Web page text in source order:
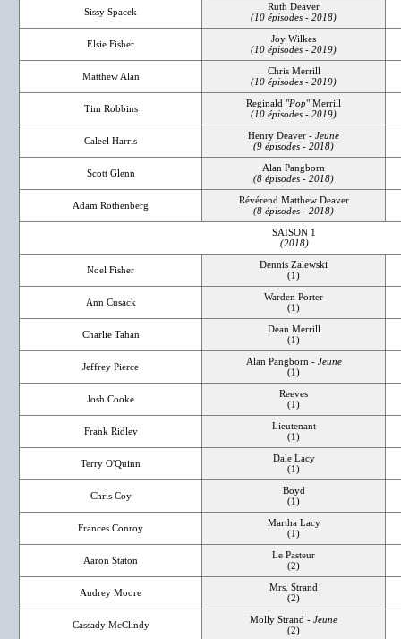
Sissy Spacek
Ruth Deaver
(10 épisodes - 2018)
Elsie Fisher
Joy Wilkes
(10 épisodes - 2019)
Matthew Alan
Chris Merrill
(10 épisodes - 2019)
Tim Robbins Reginald "Pop" Merrill
(10 épisodes - 2019)
Caleel Harris Henry Deaver - Jeune
(9 épisodes - 2018)
Scott Glenn
Alan Pangborn
(8 épisodes - 2018)
Adam Rothenberg
Révérend Matthew Deaver
(8 épisodes - 2018)
SAISON 1
(2018)
Noel Fisher
Dennis Zalewski
(1)
Ann Cusack
Warden Porter
(1)
Charlie Tahan
Dean Merrill
(1)
Jeffrey Pierce Alan Pangborn - Jeune
(1)
Josh Cooke
Reeves
(1)
Frank Ridley
Lieutenant
(1)
Terry O'Quinn
Dale Lacy
(1)
Chris Coy
Boyd
(1)
Frances Conroy
Martha Lacy
(1)
Aaron Staton
Le Pasteur
(2)
Audrey Moore
Mrs. Strand
(2)
Cassady McClindy Molly Strand - Jeune
(2)